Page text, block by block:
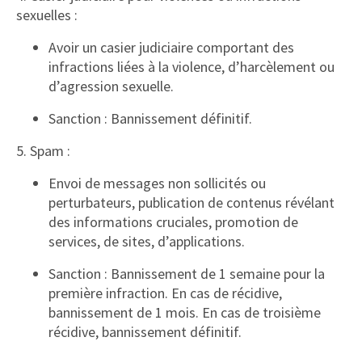
sexuelles :
Avoir un casier judiciaire comportant des
infractions liées à la violence, d’harcèlement ou
d’agression sexuelle.
Sanction : Bannissement définitif.
5. Spam :
Envoi de messages non sollicités ou
perturbateurs, publication de contenus révélant
des informations cruciales, promotion de
services, de sites, d’applications.
Sanction : Bannissement de 1 semaine pour la
première infraction. En cas de récidive,
bannissement de 1 mois. En cas de troisième
récidive, bannissement définitif.